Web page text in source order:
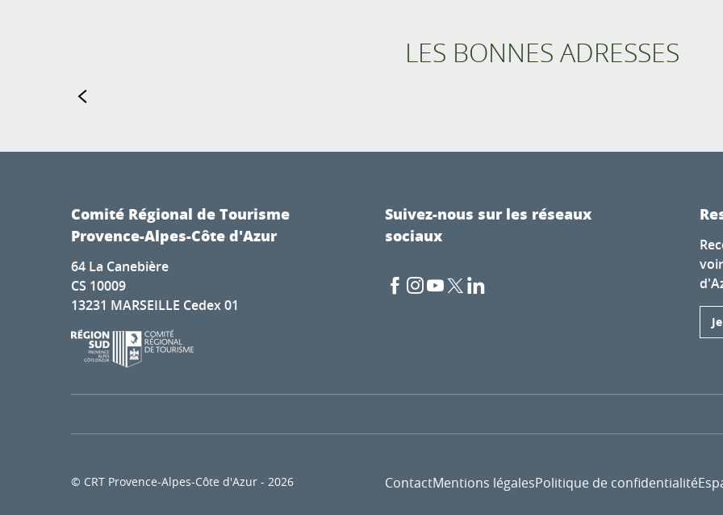
LES BONNES ADRESSES
Vivez une Aventure Authentique sur l’Ubaye avec Raft’Ubaye Ici,
Comité Régional de Tourisme
Provence-Alpes-Côte d'Azur
64 La Canebière
CS 10009
13231 MARSEILLE Cedex 01
Suivez-nous sur les réseaux
sociaux
© CRT Provence-Alpes-Côte d'Azur - 2026 ContactMentions légalesPolitique de confidentialité